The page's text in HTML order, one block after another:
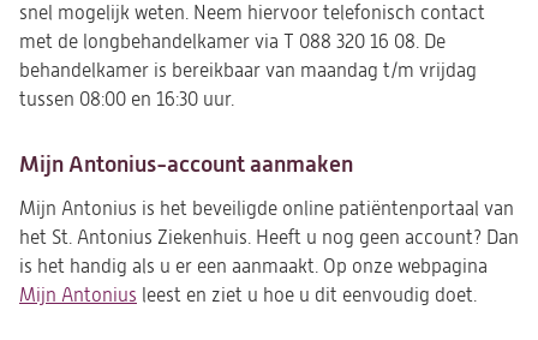
snel mogelijk weten. Neem hiervoor telefonisch contact
met de longbehandelkamer via T 088 320 16 08. De
behandelkamer is bereikbaar van maandag t/m vrijdag
tussen 08:00 en 16:30 uur.
Mijn Antonius-account aanmaken
Mijn Antonius is het beveiligde online patiëntenportaal van
het St. Antonius Ziekenhuis. Heeft u nog geen account? Dan
is het handig als u er een aanmaakt. Op onze webpagina
Mijn Antonius leest en ziet u hoe u dit eenvoudig doet.